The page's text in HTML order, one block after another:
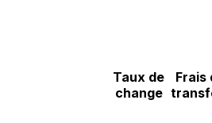
Taux de
change
Frais